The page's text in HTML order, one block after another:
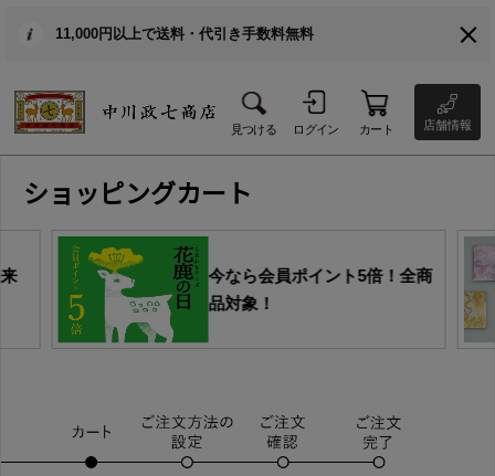
11,000円以上で送料・代引き手数料無料
見つける ログイン カート 店舗情報
ショッピングカート
今なら会員ポイント5倍！全商
品対象！